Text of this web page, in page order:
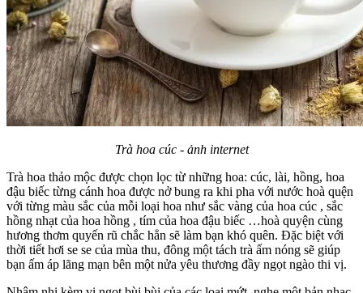
Trà hoa cúc - ảnh internet
Trà hoa thảo mộc được chọn lọc từ những hoa: cúc, lài, hồng, hoa
đậu biếc từng cánh hoa được nở bung ra khi pha với nước hoà quện
với từng màu sắc của mỗi loại hoa như sắc vàng của hoa cúc , sắc
hồng nhạt của hoa hồng , tím của hoa đậu biếc …hoà quyện cùng
hương thơm quyến rũ chắc hẳn sẽ làm bạn khó quên. Đặc biệt với
thời tiết hơi se se của mùa thu, đông một tách trà ấm nóng sẽ giúp
bạn ấm áp lãng mạn bên một nửa yêu thương đầy ngọt ngào thi vị.